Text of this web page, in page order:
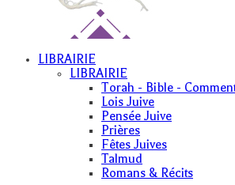
LIBRAIRIE
LIBRAIRIE
Torah - Bible -
Lois Juive
Pensée Juive
Prières
Fêtes Juives
Talmud
Romans & Récits